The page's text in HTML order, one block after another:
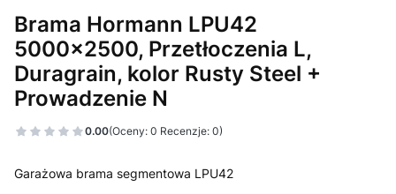
Brama Hormann LPU42
5000x2500, Przetłoczenia L,
Duragrain, kolor Rusty Steel +
Prowadzenie N
0.00(Oceny: 0 Recenzje: 0)
Garażowa brama segmentowa LPU42